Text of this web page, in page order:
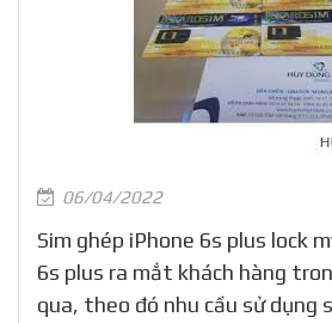
06/04/2022
Sim ghép iPhone 6s plus lock
6s plus ra mắt khách hàng
qua, theo đó nhu cầu sử dụng